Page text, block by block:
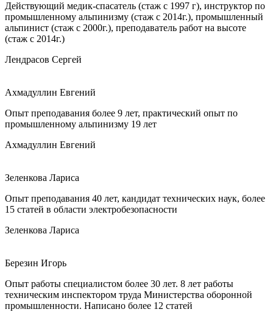
Действующий медик-спасатель (стаж с 1997 г), инструктор по
промышленному альпинизму (стаж с 2014г.), промышленный
альпинист (стаж с 2000г.), преподаватель работ на высоте
(стаж с 2014г.)
Лендрасов Сергей
Ахмадуллин Евгений
Опыт преподавания более 9 лет, практический опыт по
промышленному альпинизму 19 лет
Ахмадуллин Евгений
Зеленкова Лариса
Опыт преподавания 40 лет, кандидат технических наук, более
15 статей в области электробезопасности
Зеленкова Лариса
Березин Игорь
Опыт работы специалистом более 30 лет. 8 лет работы
техническим инспектором труда Министерства оборонной
промышленности. Написано более 12 статей